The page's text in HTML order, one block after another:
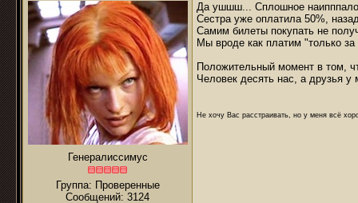
Генералиссимус
Группа: Проверенные
Сообщений: 3124
Да ушшш... Сплошное
Сестра уже оплатила 50%,
Самим билеты покупать не
Мы вроде как платим "только
Положительный момент в том,
Человек десять нас, а друзья у
Не хочу Вас расстраивать, но у меня всё